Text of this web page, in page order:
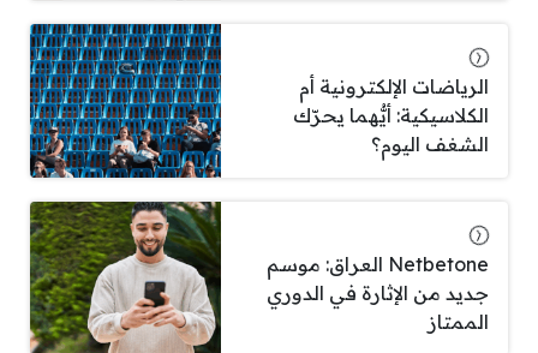
الرياضات الإلكترونية أم
الكلاسيكية: أيُّهما يحرّك
الشغف اليوم؟
Netbetone العراق: موسم
جديد من الإثارة في الدوري
الممتاز